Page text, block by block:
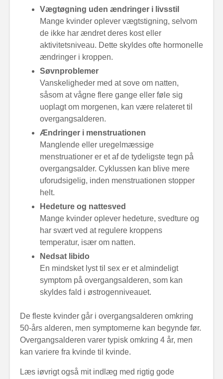
Vægtøgning uden ændringer i livsstil
Mange kvinder oplever vægtstigning, selvom
de ikke har ændret deres kost eller
aktivitetsniveau. Dette skyldes ofte hormonelle
ændringer i kroppen.
Søvnproblemer
Vanskeligheder med at sove om natten,
såsom at vågne flere gange eller føle sig
uoplagt om morgenen, kan være relateret til
overgangsalderen.
Ændringer i menstruationen
Manglende eller uregelmæssige
menstruationer er et af de tydeligste tegn på
overgangsalder. Cyklussen kan blive mere
uforudsigelig, inden menstruationen stopper
helt.
Hedeture og nattesved
Mange kvinder oplever hedeture, svedture og
har svært ved at regulere kroppens
temperatur, især om natten.
Nedsat libido
En mindsket lyst til sex er et almindeligt
symptom på overgangsalderen, som kan
skyldes fald i østrogenniveauet.
De fleste kvinder går i overgangsalderen omkring
50-års alderen, men symptomerne kan begynde før.
Overgangsalderen varer typisk omkring 4 år, men
kan variere fra kvinde til kvinde.
Læs iøvrigt også mit indlæg med rigtig gode